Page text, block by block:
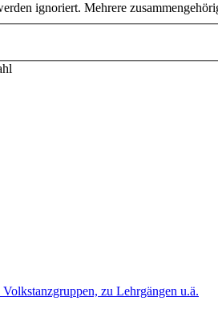
ignoriert. Mehrere
zu Lehrgängen u.ä.